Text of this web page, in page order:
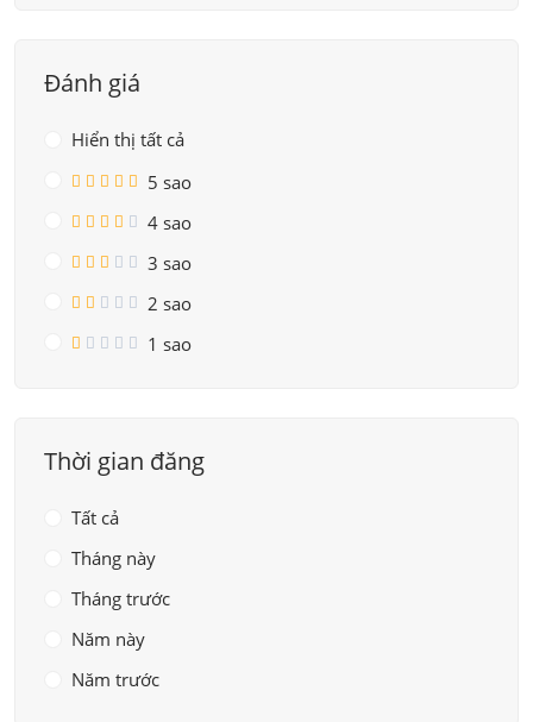
Đánh giá
Hiển thị tất cả
5 sao
4 sao
3 sao
2 sao
1 sao
Thời gian đăng
Tất cả
Tháng này
Tháng trước
Năm này
Năm trước